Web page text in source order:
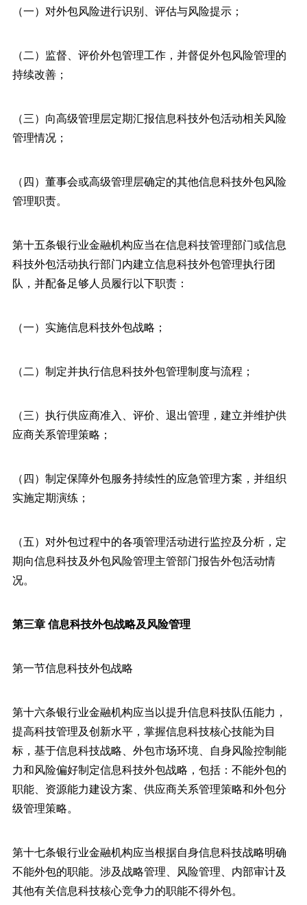
（一）对外包风险进行识别、评估与风险提示；
（二）监督、评价外包管理工作，并督促外包风险管理的
持续改善；
（三）向高级管理层定期汇报信息科技外包活动相关风险
管理情况；
（四）董事会或高级管理层确定的其他信息科技外包风险
管理职责。
第十五条银行业金融机构应当在信息科技管理部门或信息
科技外包活动执行部门内建立信息科技外包管理执行团
队，并配备足够人员履行以下职责：
（一）实施信息科技外包战略；
（二）制定并执行信息科技外包管理制度与流程；
（三）执行供应商准入、评价、退出管理，建立并维护供
应商关系管理策略；
（四）制定保障外包服务持续性的应急管理方案，并组织
实施定期演练；
（五）对外包过程中的各项管理活动进行监控及分析，定
期向信息科技及外包风险管理主管部门报告外包活动情
况。
第三章 信息科技外包战略及风险管理
第一节信息科技外包战略
第十六条银行业金融机构应当以提升信息科技队伍能力，
提高科技管理及创新水平，掌握信息科技核心技能为目
标，基于信息科技战略、外包市场环境、自身风险控制能
力和风险偏好制定信息科技外包战略，包括：不能外包的
职能、资源能力建设方案、供应商关系管理策略和外包分
级管理策略。
第十七条银行业金融机构应当根据自身信息科技战略明确
不能外包的职能。涉及战略管理、风险管理、内部审计及
其他有关信息科技核心竞争力的职能不得外包。